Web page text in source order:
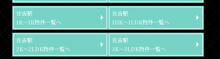
住吉駅
1R～1K物件一覧へ
住吉駅
1DK～1LDK物件一覧へ
住吉駅
2K～2LDK物件一覧へ
住吉駅
3K～3LDK物件一覧へ